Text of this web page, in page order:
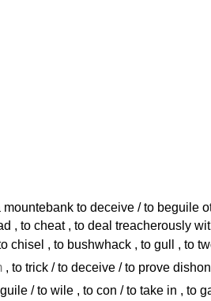
to deceive / to beguile
, to cheat , to deal treacherously
chisel , to bushwhack , to gull , to
, to trick / to deceive / to prove
/ to wile , to con / to take in , to